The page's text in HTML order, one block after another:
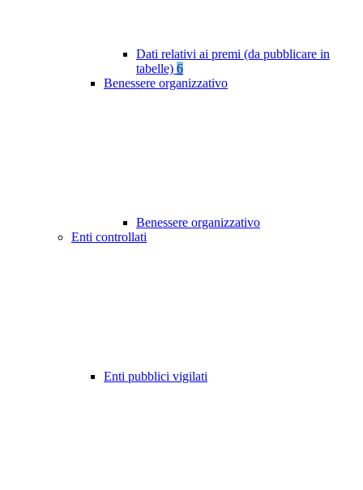
Dati relativi ai premi (da pubblicare in
tabelle) 6
Benessere organizzativo
Benessere organizzativo
Enti controllati
Enti pubblici vigilati